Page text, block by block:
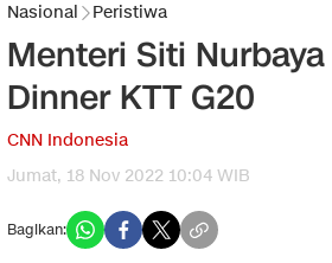
Nasional Peristiwa
Menteri Siti
Dinner KTT G20
CNN Indonesia
Jumat, 18 Nov 2022 10:04 WIB
Bagikan: